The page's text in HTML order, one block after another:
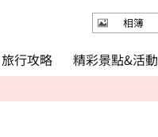
旅行攻略 精彩景點&活動
相簿